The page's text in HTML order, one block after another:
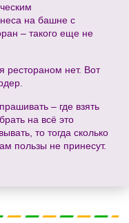
на башне с
– такого еще не
нет. Вот
– где взять
на всё это
то тогда сколько
пользы не принесут.